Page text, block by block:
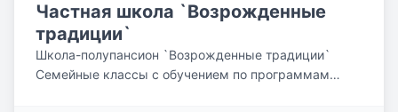
Частная школа `Возрожденные
традиции`
Школа-полупансион `Возрожденные традиции`
Семейные классы с обучением по программам